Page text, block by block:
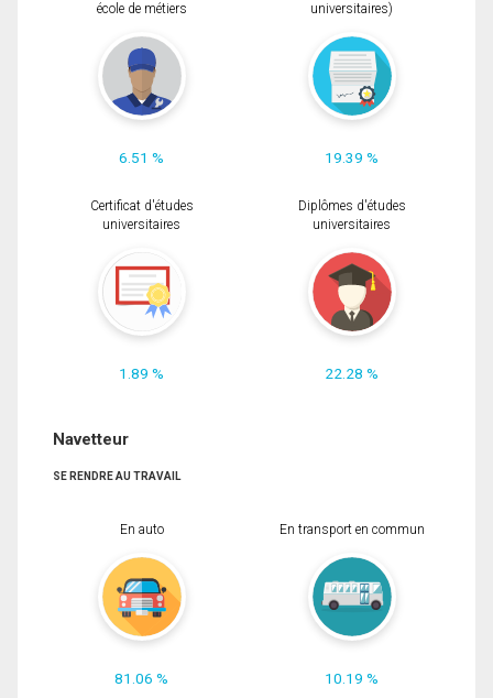
école de métiers
6.51 %
universitaires)
19.39 %
Certificat d'études
universitaires
1.89 %
Diplômes d'études
universitaires
22.28 %
Navetteur
SE RENDRE AU TRAVAIL
En auto
81.06 %
En transport en commun
10.19 %